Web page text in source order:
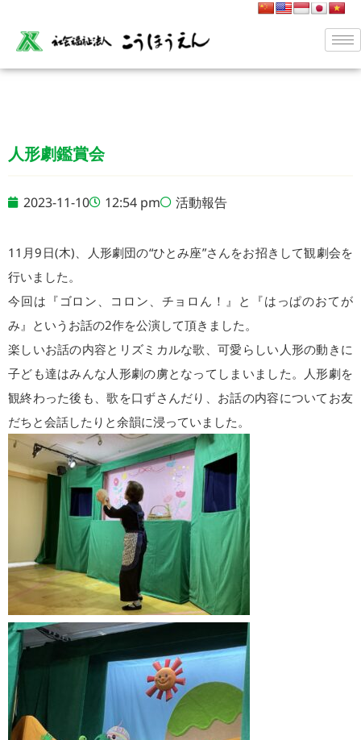
人形劇鑑賞会
2023-11-10 12:54 pm 活動報告
11月9日(木)、人形劇団の“ひとみ座”さんをお招きして観劇会を
行いました。
今回は『ゴロン、コロン、チョロん！』と『はっぱのおてが
み』というお話の2作を公演して頂きました。
楽しいお話の内容とリズミカルな歌、可愛らしい人形の動きに
子ども達はみんな人形劇の虜となってしまいました。人形劇を
観終わった後も、歌を口ずさんだり、お話の内容についてお友
だちと会話したりと余韻に浸っていました。